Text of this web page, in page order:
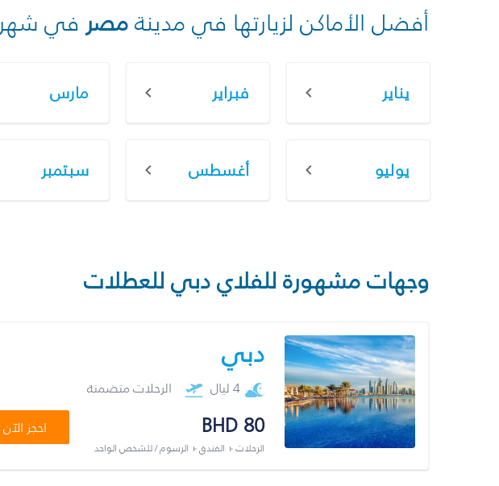
أفضل الأماكن لزيارتها في مدينةمصر في شهر
يناير فبراير مارس
يوليو أغسطس سبتمبر
وجهات مشهورة للفلاي دبي للعطلات
دبي
4 ليال الرحلات متضمنة
BHD 80
الرحلات + الفندق + الرسوم / للشخص الواحد
احجز الآن